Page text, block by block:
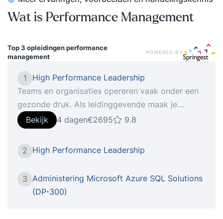
Wat is Performance Management
Top 3 opleidingenperformance
management
POWERED BY
1
High Performance Leadership
Teams en organisaties opereren vaak onder een
gezonde druk. Als leidinggevende maak je
continu de afweging wat je mensen aankunnen en
hoe je hun energie het beste kunt richten. In de
praktijk blijkt dat werkdruk door medewerkers
soms wordt ervaren als werklast, met alle
Performance Leadership’ leer je hoe je van een
high demanding omgeving een high performing
Bekijk 4 dagen€2695 9.8
2 High Performance Leadership
3 Administering Microsoft Azure SQL Solutions
(DP-300)